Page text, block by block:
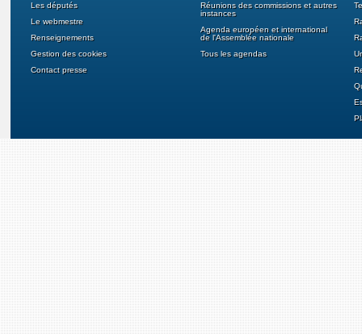
Les députés
Le webmestre
Renseignements
Gestion des cookies
Contact presse
Réunions des commissions et autres
instances
Agenda européen et international
de l'Assemblée nationale
Tous les agendas